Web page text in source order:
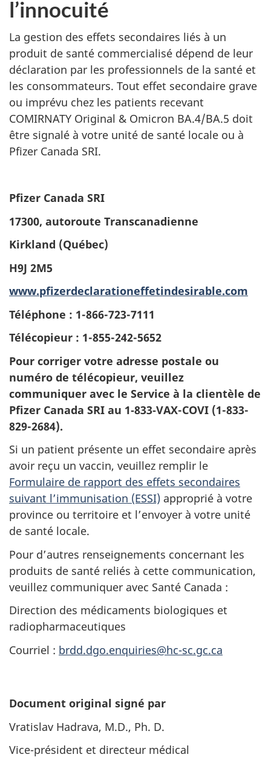
l’innocuité
La gestion des effets secondaires liés à un
produit de santé commercialisé dépend de leur
déclaration par les professionnels de la santé et
les consommateurs. Tout effet secondaire grave
ou imprévu chez les patients recevant
COMIRNATY Original & Omicron BA.4/BA.5 doit
être signalé à votre unité de santé locale ou à
Pfizer Canada SRI.
Pfizer Canada SRI
17300, autoroute Transcanadienne
Kirkland (Québec)
H9J 2M5
www.pfizerdeclarationeffetindesirable.com
Téléphone : 1-866-723-7111
Télécopieur : 1-855-242-5652
Pour corriger votre adresse postale ou
numéro de télécopieur, veuillez
communiquer avec le Service à la clientèle de
Pfizer Canada SRI au 1‑833‑VAX-COVI (1-833-
829-2684).
Si un patient présente un effet secondaire après
avoir reçu un vaccin, veuillez remplir le
Formulaire de rapport des effets secondaires
suivant l’immunisation (ESSI) approprié à votre
province ou territoire et l’envoyer à votre unité
de santé locale.
Pour d’autres renseignements concernant les
produits de santé reliés à cette communication,
veuillez communiquer avec Santé Canada :
Direction des médicaments biologiques et
radiopharmaceutiques
Courriel : brdd.dgo.enquiries@hc-sc.gc.ca
Document original signé par
Vratislav Hadrava, M.D., Ph. D.
Vice-président et directeur médical